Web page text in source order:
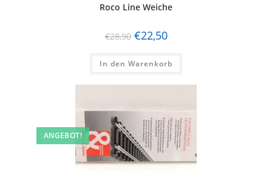
Roco Line Weiche
€28,90 €22,50
In den Warenkorb
ANGEBOT!